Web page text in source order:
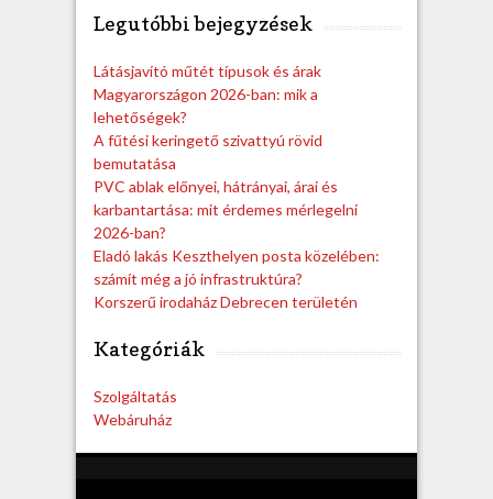
Legutóbbi bejegyzések
Látásjavító műtét típusok és árak
Magyarországon 2026-ban: mik a
lehetőségek?
A fűtési keringető szivattyú rövid
bemutatása
PVC ablak előnyei, hátrányai, árai és
karbantartása: mit érdemes mérlegelni
2026-ban?
Eladó lakás Keszthelyen posta közelében:
számít még a jó infrastruktúra?
Korszerű irodaház Debrecen területén
Kategóriák
Szolgáltatás
Webáruház